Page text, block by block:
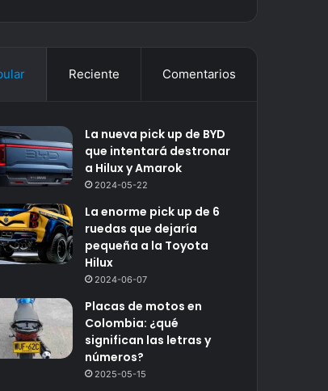
Reciente Comentarios
La nueva pick up de BYD
que intentará destronar
a Hilux y Amarok
2024-05-22
La enorme pick up de 6
ruedas que dejaría
pequeña a la Toyota
Hilux
2024-06-07
Placas de motos en
Colombia: ¿qué
significan las letras y
números?
2025-05-15